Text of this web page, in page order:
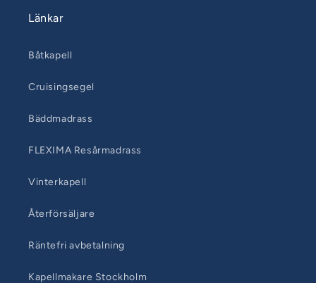
Länkar
Båtkapell
Cruisingsegel
Bäddmadrass
FLEXIMA Resårmadrass
Vinterkapell
Återförsäljare
Räntefri avbetalning
Kapellmakare Stockholm